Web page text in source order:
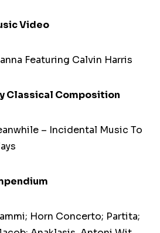
Video
Featuring Calvin Harris
Classical Composition
– Incidental Music To
Horn Concerto; Partita;